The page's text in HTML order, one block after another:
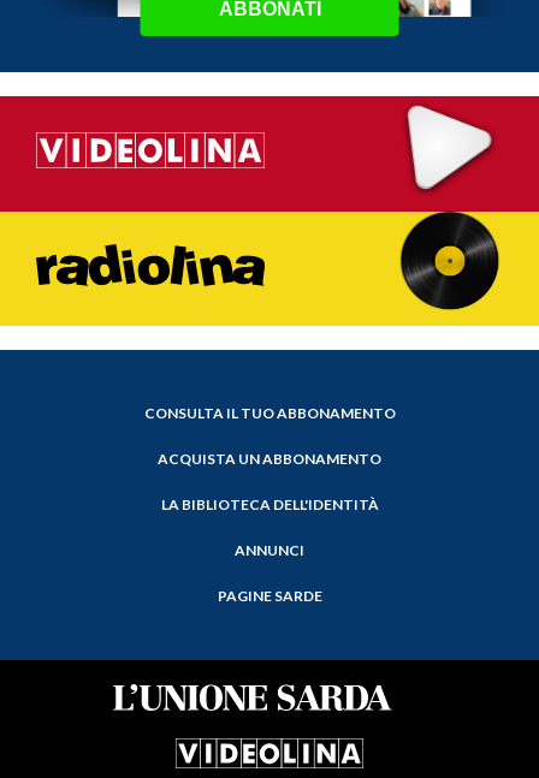
ABBONATI
CONSULTA IL TUO ABBONAMENTO
ACQUISTA UN ABBONAMENTO
LA BIBLIOTECA DELL'IDENTITÀ
ANNUNCI
PAGINE SARDE